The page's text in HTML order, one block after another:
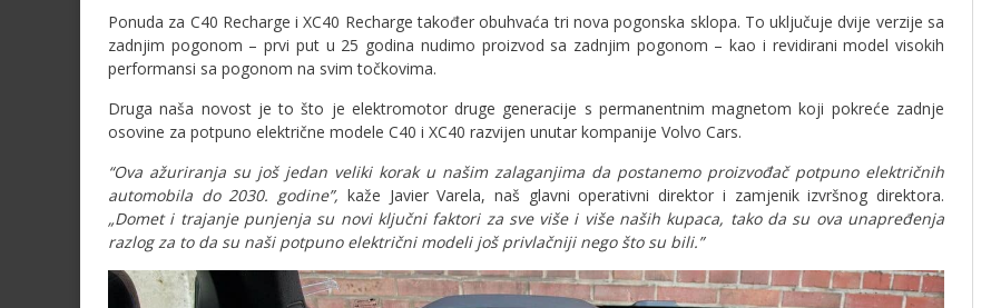
Ponuda za C40 Recharge i XC40 Recharge također obuhvaća tri nova pogonska sklopa. To uključuje dvije verzije sa
zadnjim pogonom – prvi put u 25 godina nudimo proizvod sa zadnjim pogonom – kao i revidirani model visokih
performansi sa pogonom na svim točkovima.
Druga naša novost je to što je elektromotor druge generacije s permanentnim magnetom koji pokreće zadnje
osovine za potpuno električne modele C40 i XC40 razvijen unutar kompanije Volvo Cars.
“Ova ažuriranja su još jedan veliki korak u našim zalaganjima da postanemo proizvođač potpuno električnih
automobila do 2030. godine”, kaže Javier Varela, naš glavni operativni direktor i zamjenik izvršnog direktora.
„Domet i trajanje punjenja su novi ključni faktori za sve više i više naših kupaca, tako da su ova unapređenja
razlog za to da su naši potpuno električni modeli još privlačniji nego što su bili.”